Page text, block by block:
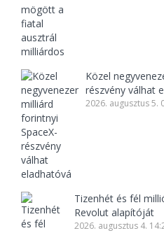
Közel
részvény válhat
2026. augusztus 5.
Tizenhét és fél
Revolut alapítóját
2026. augusztus 4.